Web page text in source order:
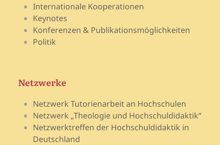
Internationale Kooperationen
Keynotes
Konferenzen & Publikationsmöglichkeiten
Politik
Netzwerke
Netzwerk Tutorienarbeit an Hochschulen
Netzwerk „Theologie und Hochschuldidaktik“
Netzwerktreffen der Hochschuldidaktik in
Deutschland